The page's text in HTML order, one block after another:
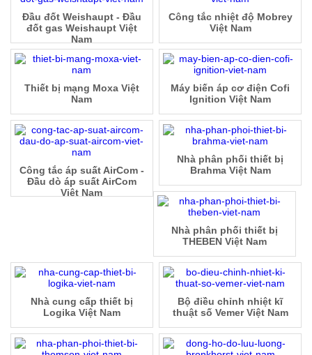
Đầu đốt Weishaupt - Đầu
đốt gas Weishaupt Việt
Nam
Công tắc nhiệt độ Mobrey
Việt Nam
Thiết bị mạng Moxa Việt
Nam
Máy biến áp cơ điện Cofi
Ignition Việt Nam
Công tắc áp suất AirCom -
Đầu dò áp suất AirCom
Việt Nam
Nhà phân phối thiết bị
Brahma Việt Nam
Nhà phân phối thiết bị
THEBEN Việt Nam
Bộ điều chỉnh nhiệt kĩ
thuật số Vemer Việt Nam
Nhà cung cấp thiết bị
Logika Việt Nam